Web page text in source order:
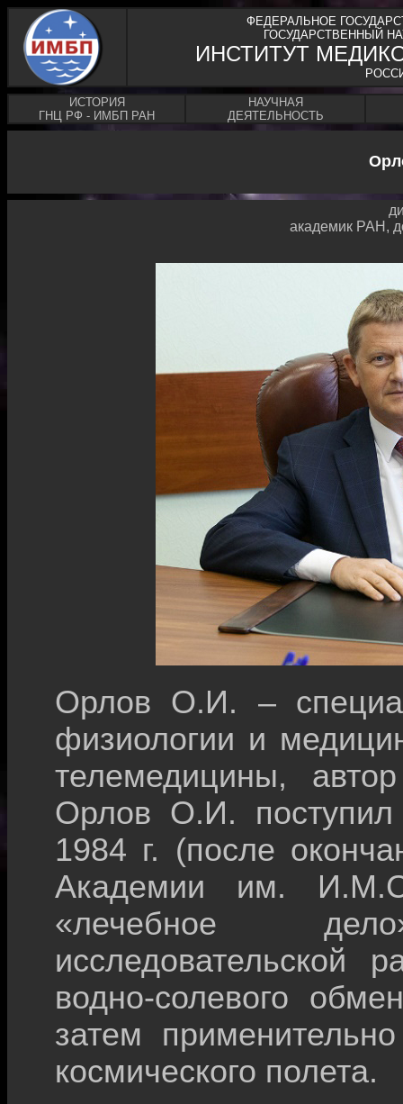
ФЕДЕРАЛЬНОЕ
ГОСУДАРСТВЕННЫЙ
ИНСТИТУТ
ИСТОРИЯ
ГНЦ РФ - ИМБП РАН
НАУЧНАЯ
ДЕЯТЕЛЬНОСТЬ
академик РАН,
Орлов О.И. –
физиологии и
телемедицины,
Орлов О.И.
1984 г. (после
Академии им.
«лечебное
исследовательской
водно-солевого
затем
космического полета.